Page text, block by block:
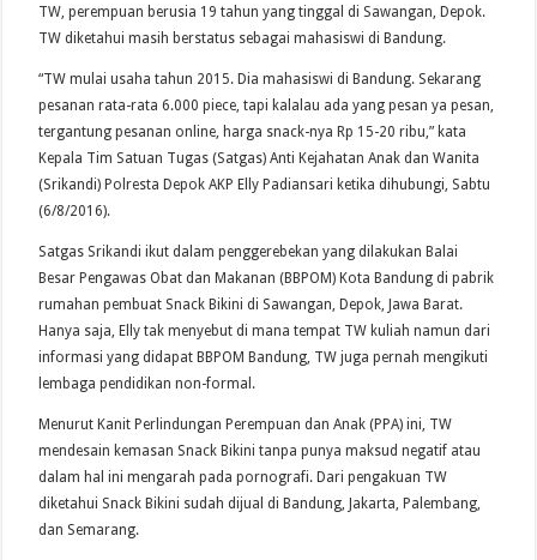
TW, perempuan berusia 19 tahun yang tinggal di Sawangan, Depok.
TW diketahui masih berstatus sebagai mahasiswi di Bandung.
“TW mulai usaha tahun 2015. Dia mahasiswi di Bandung. Sekarang
pesanan rata-rata 6.000 piece, tapi kalalau ada yang pesan ya pesan,
tergantung pesanan online, harga snack-nya Rp 15-20 ribu,” kata
Kepala Tim Satuan Tugas (Satgas) Anti Kejahatan Anak dan Wanita
(Srikandi) Polresta Depok AKP Elly Padiansari ketika dihubungi, Sabtu
(6/8/2016).
Satgas Srikandi ikut dalam penggerebekan yang dilakukan Balai
Besar Pengawas Obat dan Makanan (BBPOM) Kota Bandung di pabrik
rumahan pembuat Snack Bikini di Sawangan, Depok, Jawa Barat.
Hanya saja, Elly tak menyebut di mana tempat TW kuliah namun dari
informasi yang didapat BBPOM Bandung, TW juga pernah mengikuti
lembaga pendidikan non-formal.
Menurut Kanit Perlindungan Perempuan dan Anak (PPA) ini, TW
mendesain kemasan Snack Bikini tanpa punya maksud negatif atau
dalam hal ini mengarah pada pornografi. Dari pengakuan TW
diketahui Snack Bikini sudah dijual di Bandung, Jakarta, Palembang,
dan Semarang.